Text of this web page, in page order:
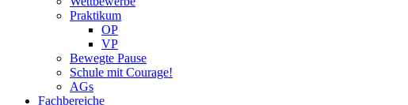
Praktikum
OP
VP
Bewegte Pause
Schule mit Courage!
AGs
Fachbereiche